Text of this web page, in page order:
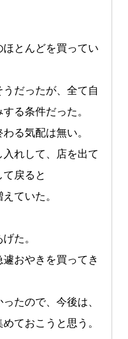
ほとんどを買ってい
だったが、全て自
る条件だった。
る気配は無い。
れして、店を出て
戻ると
ていた。
た。
おやきを買ってき
たので、今後は、
ておこうと思う。